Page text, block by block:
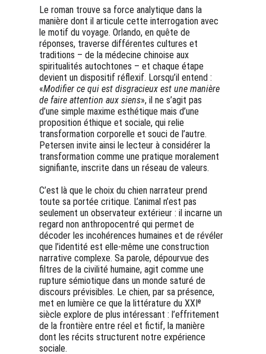
Le roman trouve sa force analytique dans la
manière dont il articule cette interrogation avec
le motif du voyage. Orlando, en quête de
réponses, traverse différentes cultures et
traditions – de la médecine chinoise aux
spiritualités autochtones – et chaque étape
devient un dispositif réflexif. Lorsqu’il entend :
«Modifier ce qui est disgracieux est une manière
de faire attention aux siens», il ne s’agit pas
d’une simple maxime esthétique mais d’une
proposition éthique et sociale, qui relie
transformation corporelle et souci de l’autre.
Petersen invite ainsi le lecteur à considérer la
transformation comme une pratique moralement
signifiante, inscrite dans un réseau de valeurs.
C’est là que le choix du chien narrateur prend
toute sa portée critique. L’animal n’est pas
seulement un observateur extérieur : il incarne un
regard non anthropocentré qui permet de
décoder les incohérences humaines et de révéler
que l’identité est elle-même une construction
narrative complexe. Sa parole, dépourvue des
filtres de la civilité humaine, agit comme une
rupture sémiotique dans un monde saturé de
discours prévisibles. Le chien, par sa présence,
met en lumière ce que la littérature du XXIᵉ
siècle explore de plus intéressant : l’effritement
de la frontière entre réel et fictif, la manière
dont les récits structurent notre expérience
sociale.